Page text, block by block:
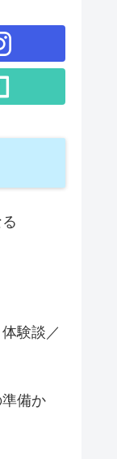
験談／
準備か